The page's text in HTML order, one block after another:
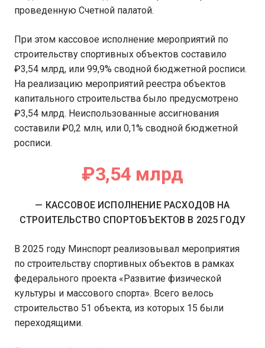
проведенную Счетной палатой.
При этом кассовое исполнение мероприятий по
строительству спортивных объектов составило
₽3,54 млрд, или 99,9% сводной бюджетной росписи.
На реализацию мероприятий реестра объектов
капитального строительства было предусмотрено
₽3,54 млрд. Неиспользованные ассигнования
составили ₽0,2 млн, или 0,1% сводной бюджетной
росписи.
₽3,54 млрд
— КАССОВОЕ ИСПОЛНЕНИЕ РАСХОДОВ НА
СТРОИТЕЛЬСТВО СПОРТОБЪЕКТОВ В 2025 ГОДУ
В 2025 году Минспорт реализовывал мероприятия
по строительству спортивных объектов в рамках
федерального проекта «Развитие физической
культуры и массового спорта». Всего велось
строительство 51 объекта, из которых 15 были
переходящими.